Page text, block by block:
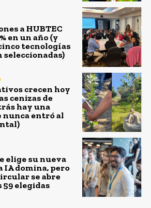
a HUBTEC
en un año (y
tecnologías
seleccionadas)
crecen hoy
cenizas de
hay una
entró al
elige su nueva
IA domina, pero
se abre
59 elegidas